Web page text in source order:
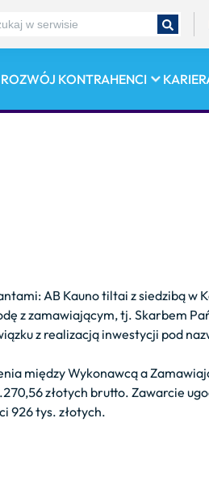
KONTRAHENCI
AB Kauno tiltai z siedzibą w
z zamawiającym, tj. Skarbem
z realizacją inwestycji pod
między Wykonawcą a
złotych brutto. Zawarcie
926 tys. złotych.